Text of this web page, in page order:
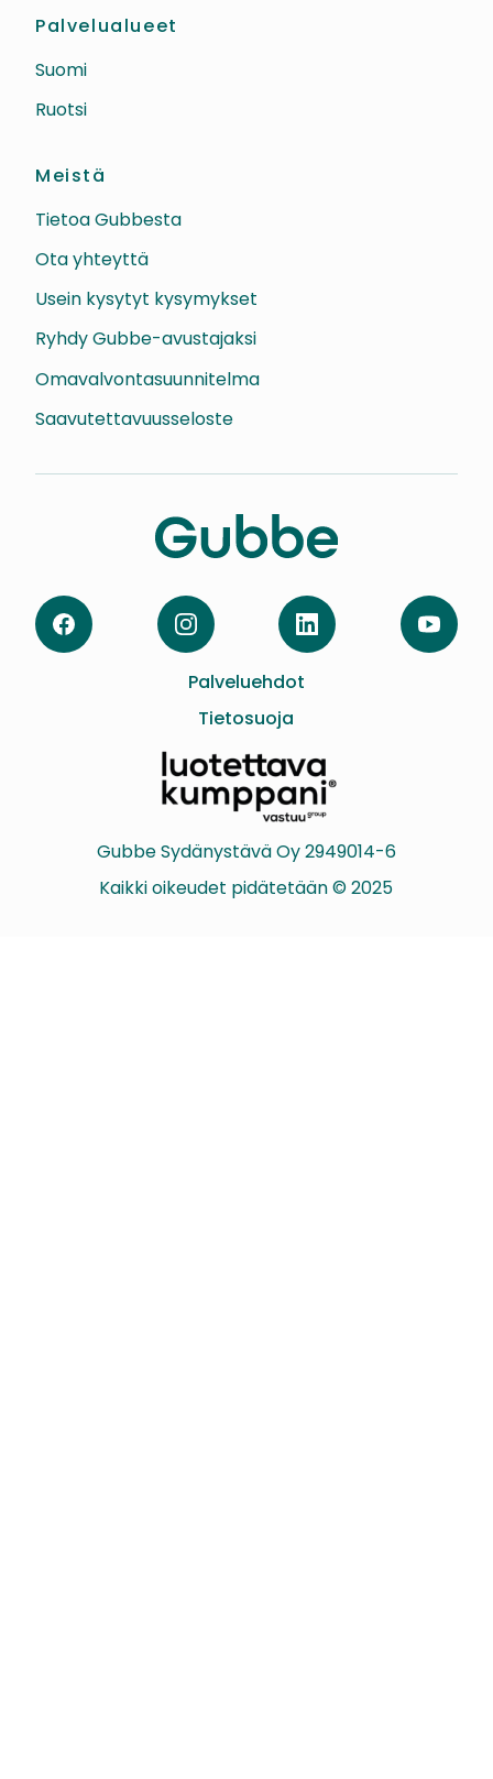
Palvelualueet
Suomi
Ruotsi
Meistä
Tietoa Gubbesta
Ota yhteyttä
Usein kysytyt kysymykset
Ryhdy Gubbe-avustajaksi
Omavalvontasuunnitelma
Saavutettavuusseloste
Gubbe Sydänystävä Oy 2949014-6
Kaikki oikeudet pidätetään © 2025
Palveluehdot
Tietosuoja